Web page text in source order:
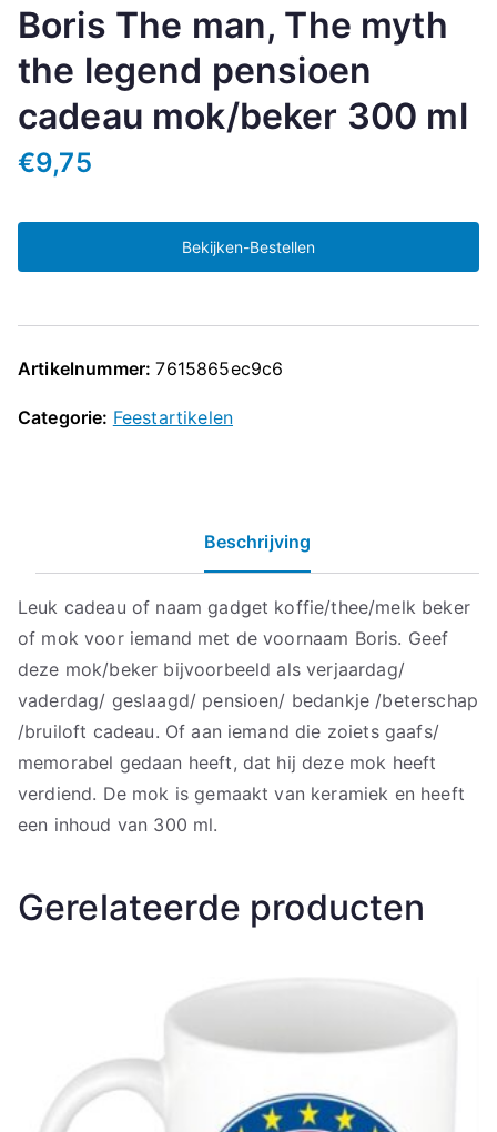
Boris The man, The myth
the legend pensioen
cadeau mok/beker 300 ml
€9,75
Bekijken-Bestellen
Artikelnummer:7615865ec9c6
Categorie: Feestartikelen
Beschrijving
Leuk cadeau of naam gadget koffie/thee/melk beker
of mok voor iemand met de voornaam Boris. Geef
deze mok/beker bijvoorbeeld als verjaardag/
vaderdag/ geslaagd/ pensioen/ bedankje /beterschap
/bruiloft cadeau. Of aan iemand die zoiets gaafs/
memorabel gedaan heeft, dat hij deze mok heeft
verdiend. De mok is gemaakt van keramiek en heeft
een inhoud van 300 ml.
Gerelateerde producten